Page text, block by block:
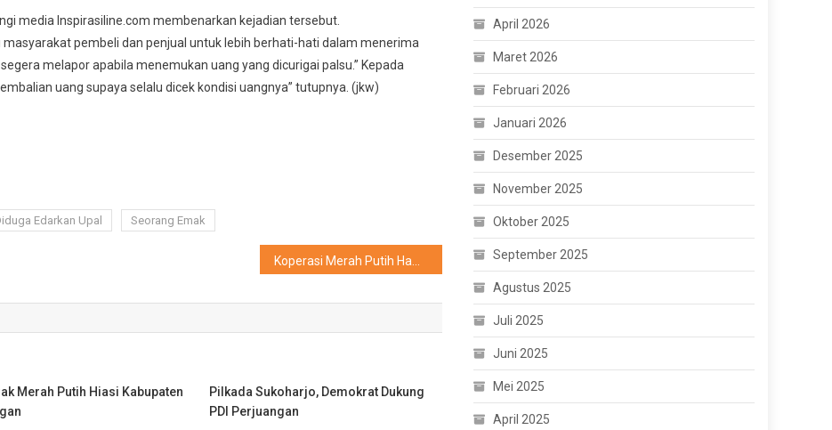
media Inspirasiline.com membenarkan kejadian tersebut.
pembeli dan penjual untuk lebih berhati-hati dalam menerima
melapor apabila menemukan uang yang dicurigai palsu.” Kepada
uang supaya selalu dicek kondisi uangnya” tutupnya. (jkw)
Edarkan Upal Seorang Emak
Merah Putih Hiasi Kabupaten
Pilkada Sukoharjo, Demokrat Dukung
PDI Perjuangan
April 2026
Maret 2026
Februari 2026
Januari 2026
Desember 2025
November 2025
Oktober 2025
September 2025
Agustus 2025
Juli 2025
Juni 2025
Mei 2025
April 2025